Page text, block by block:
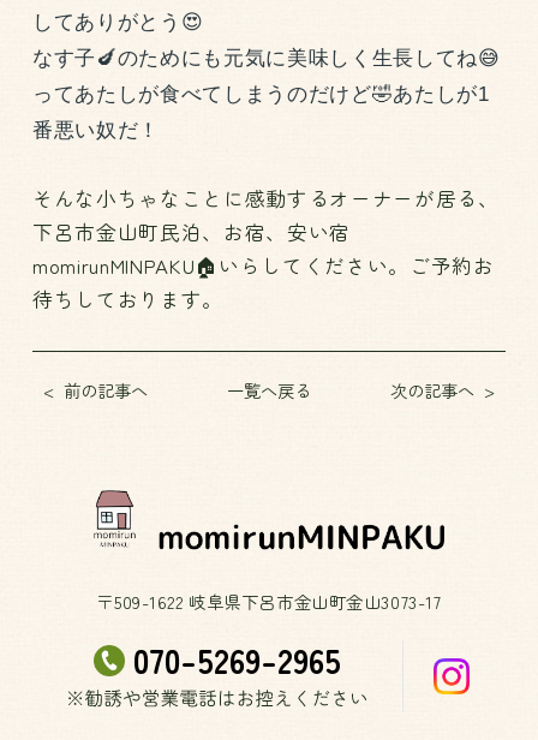
してありがとう😍
なす子🍆のためにも元気に美味しく生長してね😅
ってあたしが食べてしまうのだけど🤣あたしが1
番悪い奴だ！
そんな小ちゃなことに感動するオーナーが居る、
下呂市金山町民泊、お宿、安い宿
momirunMINPAKU🏠いらしてください。ご予約お
待ちしております。
前の記事へ 一覧へ戻る 次の記事へ
〒509-1622 岐阜県下呂市金山町金山3073-17
070-5269-2965